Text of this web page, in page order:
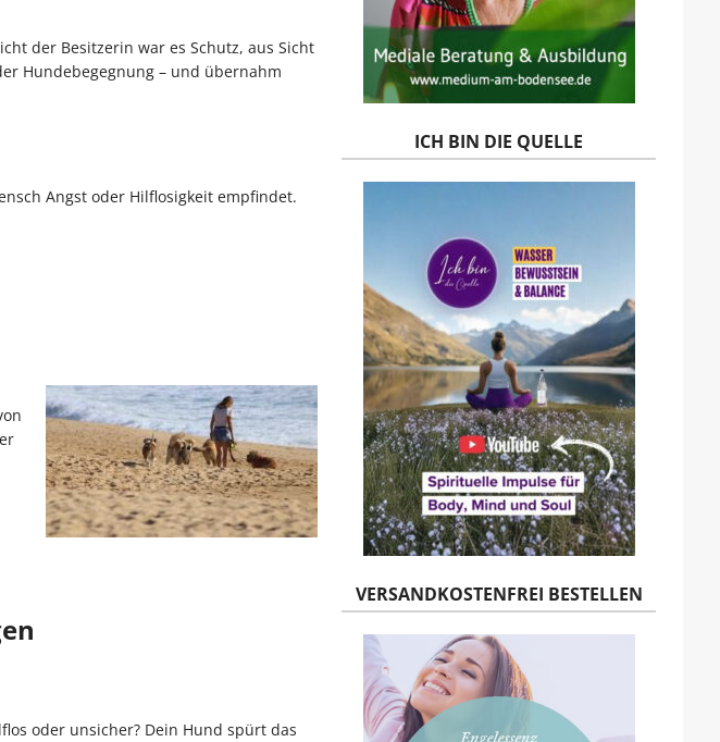
der Besitzerin war es Schutz, aus Sicht
Hundebegegnung – und übernahm
Angst oder Hilflosigkeit empfindet.
oder unsicher? Dein Hund spürt das
ICH BIN DIE QUELLE
VERSANDKOSTENFREI BESTELLEN